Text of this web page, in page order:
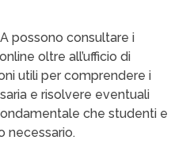
possono consultare i
oltre all’ufficio di
utili per comprendere i
e risolvere eventuali
che studenti e
necessario.